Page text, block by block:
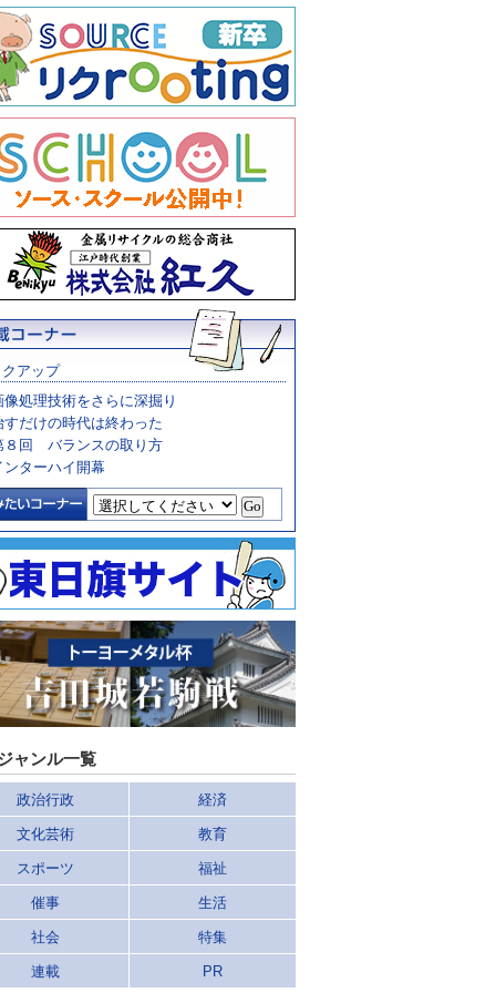
アップ
像処理技術をさらに深掘り
すだけの時代は終わった
８回 バランスの取り方
ンターハイ開幕
ャンル一覧
政治行政 経済
文化芸術 教育
スポーツ 福祉
催事 生活
社会 特集
連載 PR